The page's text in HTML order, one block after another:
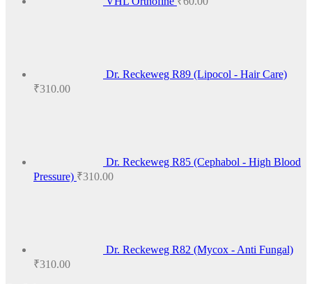
Dr. Reckeweg R89 (Lipocol - Hair Care)
₹310.00
Dr. Reckeweg R85 (Cephabol - High Blood
Pressure) ₹310.00
Dr. Reckeweg R82 (Mycox - Anti Fungal)
₹310.00